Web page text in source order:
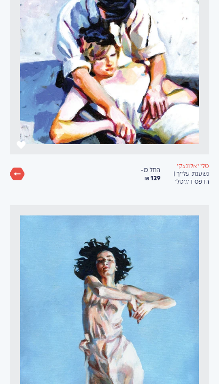
טלי יאלונצקי
נשענת עלייך |
הדפס דיגיטלי
החל מ-
129 ₪